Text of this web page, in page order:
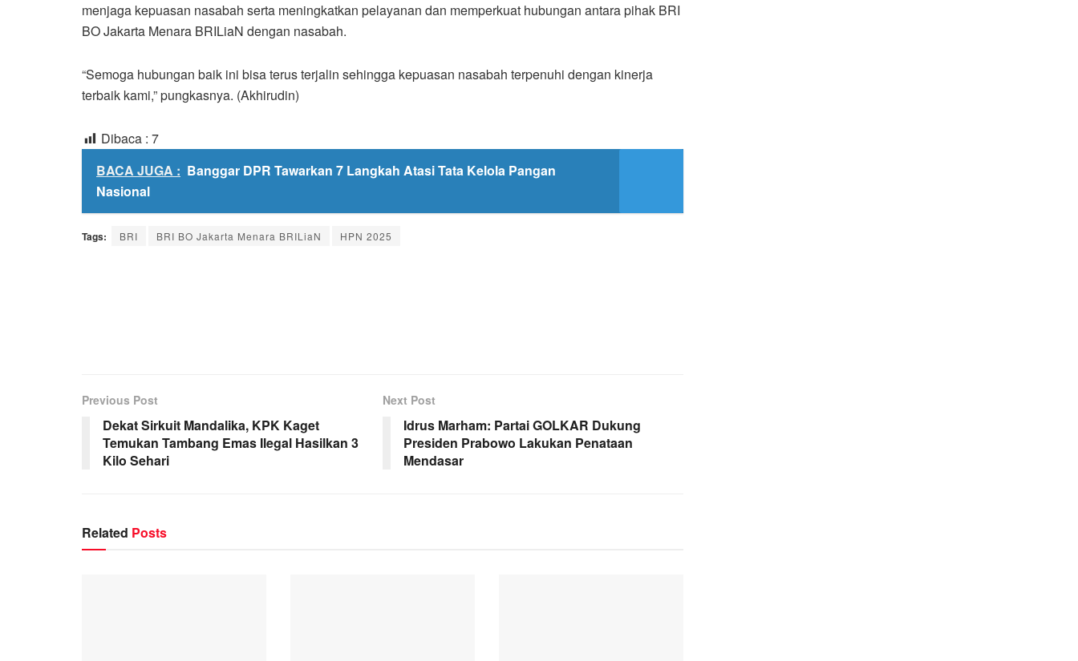
menjaga kepuasan nasabah serta meningkatkan pelayanan dan memperkuat hubungan antara pihak BRI
BO Jakarta Menara BRILiaN dengan nasabah.
“Semoga hubungan baik ini bisa terus terjalin sehingga kepuasan nasabah terpenuhi dengan kinerja
terbaik kami,” pungkasnya. (Akhirudin)
Dibaca : 7
BACA JUGA : Banggar DPR Tawarkan 7 Langkah Atasi Tata Kelola Pangan
Nasional
Tags: BRI BRI BO Jakarta Menara BRILiaN HPN 2025
Previous Post
Dekat Sirkuit Mandalika, KPK Kaget
Temukan Tambang Emas Ilegal Hasilkan 3
Kilo Sehari
Next Post
Idrus Marham: Partai GOLKAR Dukung
Presiden Prabowo Lakukan Penataan
Mendasar
Related Posts